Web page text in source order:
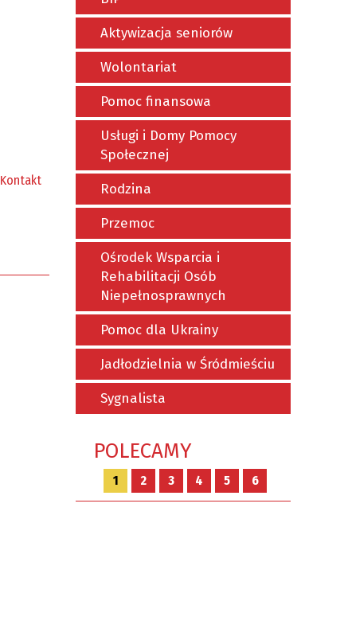
Kontakt
Aktywizacja seniorów
Wolontariat
Pomoc finansowa
Usługi i Domy Pomocy
Społecznej
Rodzina
Przemoc
Ośrodek Wsparcia i
Rehabilitacji Osób
Niepełnosprawnych
Pomoc dla Ukrainy
Jadłodzielnia w Śródmieściu
Sygnalista
POLECAMY
1 2 3 4 5 6